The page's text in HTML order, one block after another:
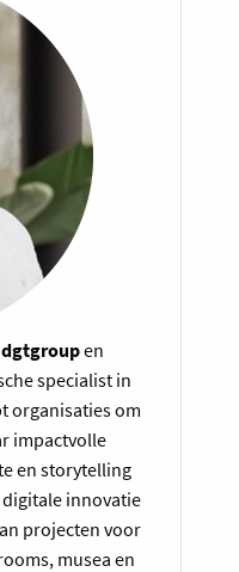
dgtgroupen
specialist in
organisaties om
impactvolle
en storytelling
innovatie
projecten voor
musea en